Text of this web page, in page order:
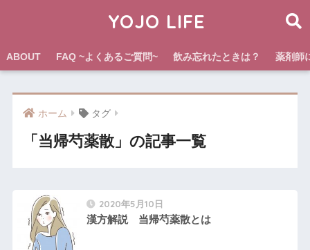
YOJO LIFE
ABOUT FAQ ~よくあるご質問~ 飲み忘れたときは？ 薬剤師
ホーム タグ
「当帰芍薬散」の記事一覧
2020年5月10日
漢方解説 当帰芍薬散とは